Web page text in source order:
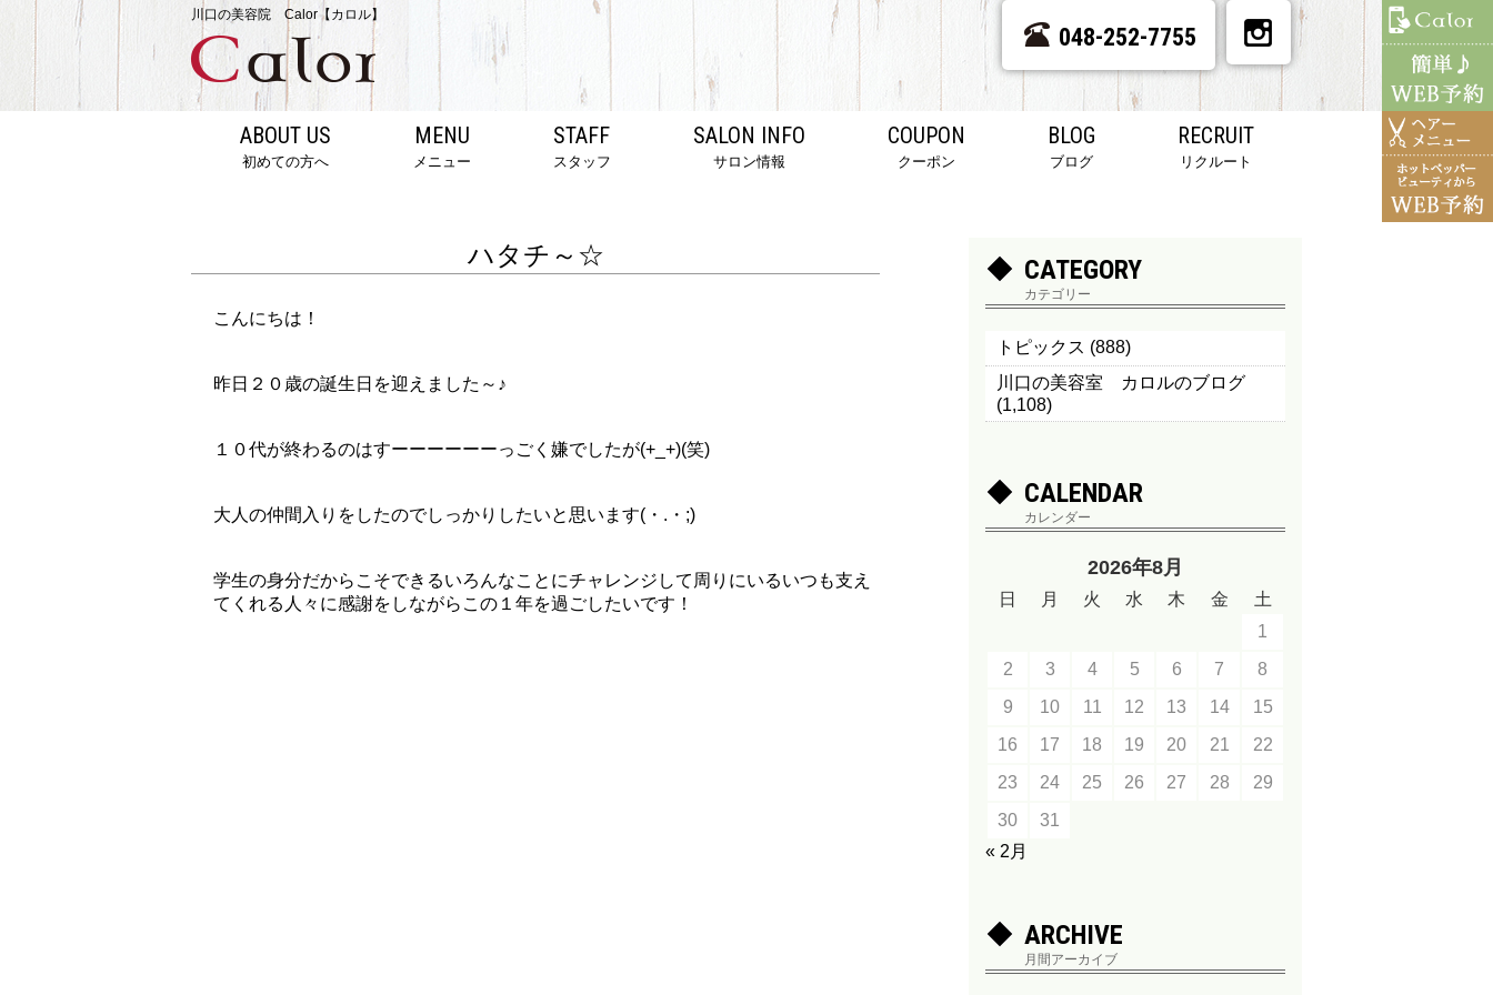
川口の美容院 Calor【カロル】
048-252-7755
ABOUT US
初めての方へ
MENU
メニュー
STAFF
スタッフ
SALON INFO
サロン情報
COUPON
クーポン
BLOG
ブログ
RECRUIT
リクルート
ハタチ～☆
こんにちは！
昨日２０歳の誕生日を迎えました～♪
１０代が終わるのはすーーーーーーっごく嫌でしたが(+_+)(笑)
大人の仲間入りをしたのでしっかりしたいと思います(・.・;)
学生の身分だからこそできるいろんなことにチャレンジして周りにいるいつも支え
てくれる人々に感謝をしながらこの１年を過ごしたいです！
CATEGORY
カテゴリー
トピックス (888)
川口の美容室 カロルのブログ
(1,108)
CALENDAR
カレンダー
2026年8月
日 月 火 水 木 金
土
1
2
3 4 5 6 7
8
9
10 11 12 13 14
15
16
17 18 19 20 21
22
23
24 25 26 27 28
29
30
31
« 2月
ARCHIVE
月間アーカイブ